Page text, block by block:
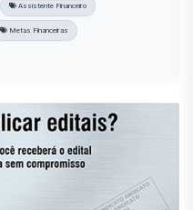
Assistente Financeiro
Metas Financeiras